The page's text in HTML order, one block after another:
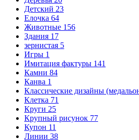
Детский 23
Елочка 64
Животные 156
Здания 17
зернистая 5
Игры 1
Имитация фактуры 141
Камни 84
Канва 1
Классические дизайны
Клетка 71
Круги 25
Крупный рисунок 77
Купон 11
Линии 38